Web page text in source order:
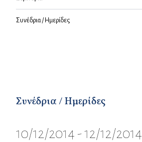
Συνέδρια / Ημερίδες
Συνέδρια / Ημερίδες
10/12/2014 - 12/12/2014